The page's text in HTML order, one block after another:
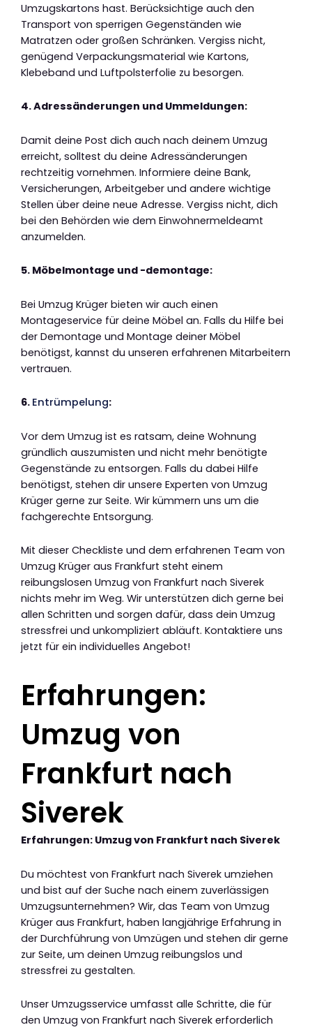
Umzugskartons hast. Berücksichtige auch den
Transport von sperrigen Gegenständen wie
Matratzen oder großen Schränken. Vergiss nicht,
genügend Verpackungsmaterial wie Kartons,
Klebeband und Luftpolsterfolie zu besorgen.
4. Adressänderungen und Ummeldungen:
Damit deine Post dich auch nach deinem Umzug
erreicht, solltest du deine Adressänderungen
rechtzeitig vornehmen. Informiere deine Bank,
Versicherungen, Arbeitgeber und andere wichtige
Stellen über deine neue Adresse. Vergiss nicht, dich
bei den Behörden wie dem Einwohnermeldeamt
anzumelden.
5. Möbelmontage und -demontage:
Bei Umzug Krüger bieten wir auch einen
Montageservice für deine Möbel an. Falls du Hilfe bei
der Demontage und Montage deiner Möbel
benötigst, kannst du unseren erfahrenen Mitarbeitern
vertrauen.
6. Entrümpelung:
Vor dem Umzug ist es ratsam, deine Wohnung
gründlich auszumisten und nicht mehr benötigte
Gegenstände zu entsorgen. Falls du dabei Hilfe
benötigst, stehen dir unsere Experten von Umzug
Krüger gerne zur Seite. Wir kümmern uns um die
fachgerechte Entsorgung.
Mit dieser Checkliste und dem erfahrenen Team von
Umzug Krüger aus Frankfurt steht einem
reibungslosen Umzug von Frankfurt nach Siverek
nichts mehr im Weg. Wir unterstützen dich gerne bei
allen Schritten und sorgen dafür, dass dein Umzug
stressfrei und unkompliziert abläuft. Kontaktiere uns
jetzt für ein individuelles Angebot!
Erfahrungen:
Umzug von
Frankfurt nach
Siverek
Erfahrungen: Umzug von Frankfurt nach Siverek
Du möchtest von Frankfurt nach Siverek umziehen
und bist auf der Suche nach einem zuverlässigen
Umzugsunternehmen? Wir, das Team von Umzug
Krüger aus Frankfurt, haben langjährige Erfahrung in
der Durchführung von Umzügen und stehen dir gerne
zur Seite, um deinen Umzug reibungslos und
stressfrei zu gestalten.
Unser Umzugsservice umfasst alle Schritte, die für
den Umzug von Frankfurt nach Siverek erforderlich